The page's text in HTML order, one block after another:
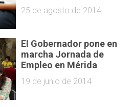
25 de agosto de 2014
El Gobernador pone en
marcha Jornada de
Empleo en Mérida
19 de junio de 2014